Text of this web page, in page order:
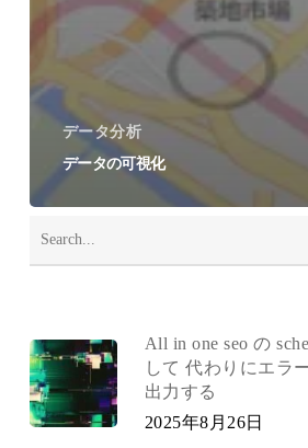
データ分析
データの可視化
All in one seo の
して 代わりにエラ
出力する
2025年8月26日